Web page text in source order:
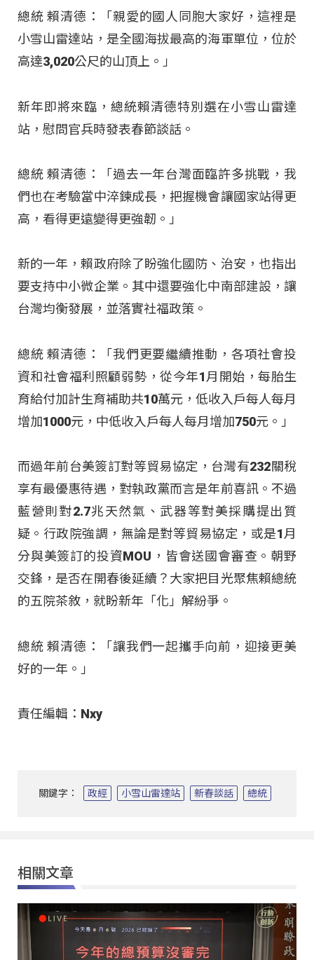
總統 賴清德：「親愛的國人同胞大家好，這裡是
小雪山雷達站，是全國海拔最高的海軍單位，位於
高達3,020公尺的山頂上。」
新年即將來臨，總統賴清德特別選在小雪山雷達
站，慰問官兵時發表春節談話。
總統 賴清德：「過去一年台灣面臨許多挑戰，我
們也在考驗當中淬鍊成長，把握機會讓國家站得更
高，看得更遠變得更強韌。」
新的一年，賴政府除了盼強化國防、治安，也指出
要支持中小微企業。其中還要強化中南部建設，讓
台灣均衡發展，並落實社福政策。
總統 賴清德：「我們更要繼續推動，各項社會投
資和社會福利照顧弱勢，從今年1月開始，每胎生
育給付加計生育補助共10萬元，低收入戶每人每月
增加1000元，中低收入戶每人每月增加750元。」
而過年前台美簽訂對等貿易協定，台灣有232關稅
享有最優惠待遇，對執政黨而言是年前喜訊。不過
藍營則對2.7兆天然氣、武器等對美採購提出質
疑。行政院強調，無論是對等貿易協定，或是1月
分與美簽訂的投資MOU，皆會送國會審查。朝野
交鋒，是否在開春後延續？大家把目光聚焦賴總統
的五院茶敘，就盼新年「化」解紛爭。
總統 賴清德：「讓我們一起攜手向前，迎接更美
好的一年。」
責任編輯：Nxy
關鍵字： 政經 小雪山雷達站 新春談話 總統
相關文章